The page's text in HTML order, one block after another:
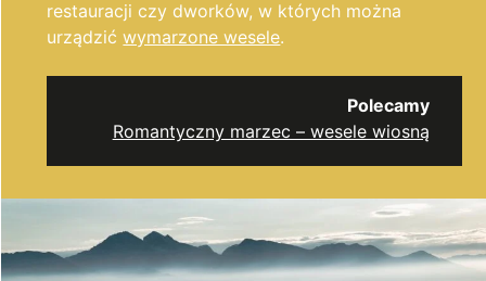
restauracji czy dworków, w których można
urządzićwymarzone wesele.
Polecamy
Romantyczny marzec – wesele wiosną